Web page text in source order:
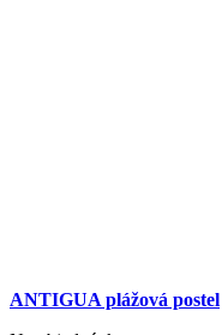
ANTIGUA plážová postel